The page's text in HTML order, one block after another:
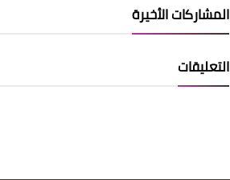
المشاركات الأخيرة
التعليقات